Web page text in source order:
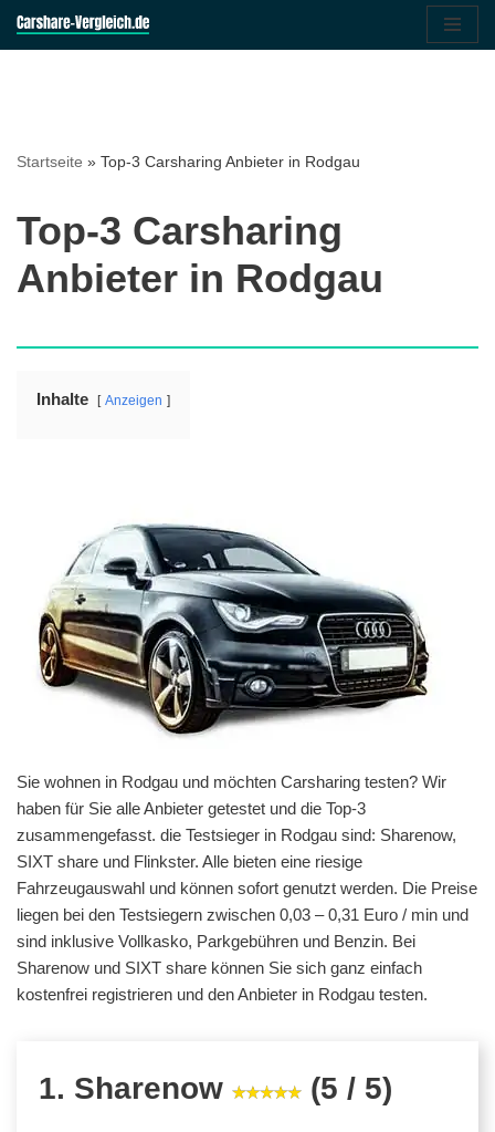
Startseite » Top-3 Carsharing Anbieter in Rodgau
Top-3 Carsharing
Anbieter in Rodgau
Inhalte Anzeigen
Sie wohnen in Rodgau und möchten Carsharing testen? Wir
haben für Sie alle Anbieter getestet und die Top-3
zusammengefasst. die Testsieger in Rodgau sind: Sharenow,
SIXT share und Flinkster. Alle bieten eine riesige
Fahrzeugauswahl und können sofort genutzt werden. Die Preise
liegen bei den Testsiegern zwischen 0,03 – 0,31 Euro / min und
sind inklusive Vollkasko, Parkgebühren und Benzin. Bei
Sharenow und SIXT share können Sie sich ganz einfach
kostenfrei registrieren und den Anbieter in Rodgau testen.
1. Sharenow (5 / 5)